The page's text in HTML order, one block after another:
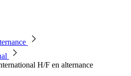
H/F en alternance